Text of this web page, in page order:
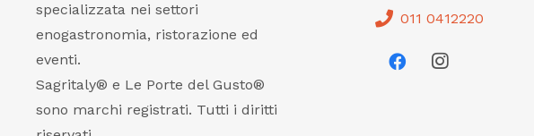
specializzata nei settori
enogastronomia, ristorazione ed
eventi.
Sagritaly® e Le Porte del Gusto®
sono marchi registrati. Tutti i diritti
011 0412220